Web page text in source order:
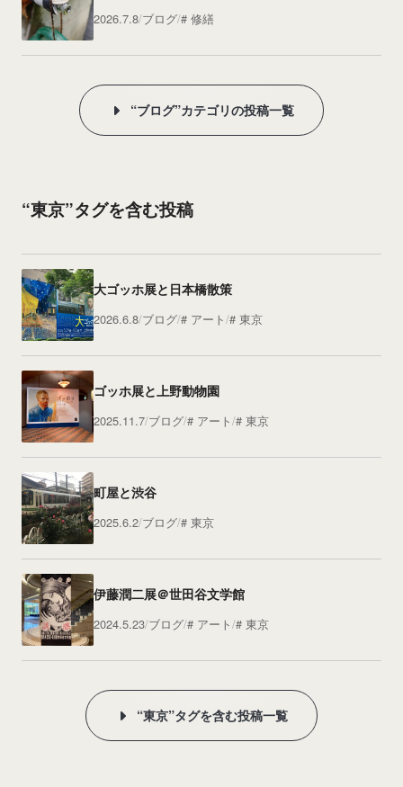
2026.7.8 ブログ 修繕
“ブログ”カテゴリの投稿一覧
“東京”タグを含む投稿
大ゴッホ展と日本橋散策
2026.6.8 ブログ アート 東京
ゴッホ展と上野動物園
2025.11.7 ブログ アート 東京
町屋と渋谷
2025.6.2 ブログ 東京
伊藤潤二展＠世田谷文学館
2024.5.23 ブログ アート 東京
“東京”タグを含む投稿一覧